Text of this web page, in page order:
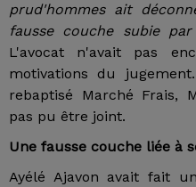
prud'hommes ait
fausse couche subie
L'avocat n'avait pas
motivations du
rebaptisé Marché Frais,
pas pu être joint.
Une fausse couche liée à
Ayélé Ajavon avait fait